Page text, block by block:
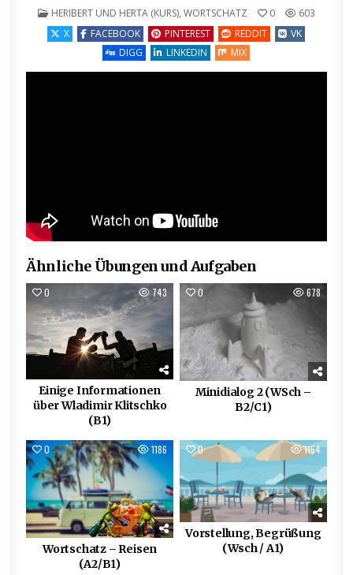
POSTED IN
HERIBERT UND HERTA (KURS), WORTSCHATZ 0
603
X
FACEBOOK PINTEREST REDDIT
VK
DIGG
LINKEDIN MIX
Ähnliche Übungen und Aufgaben
0 743
Einige Informationen
über Wladimir Klitschko
(B1)
0 678
Minidialog 2 (WSch –
B2/C1)
0 1186
Wortschatz – Reisen
(A2/B1)
0 1154
Vorstellung, Begrüßung
(Wsch / A1)